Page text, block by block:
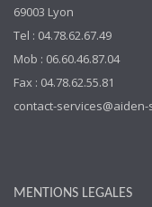
69003 Lyon
Tel : 04.78.62.67.49
Mob : 06.60.46.87.04
Fax : 04.78.62.55.81
contact-
MENTIONS LEGALES